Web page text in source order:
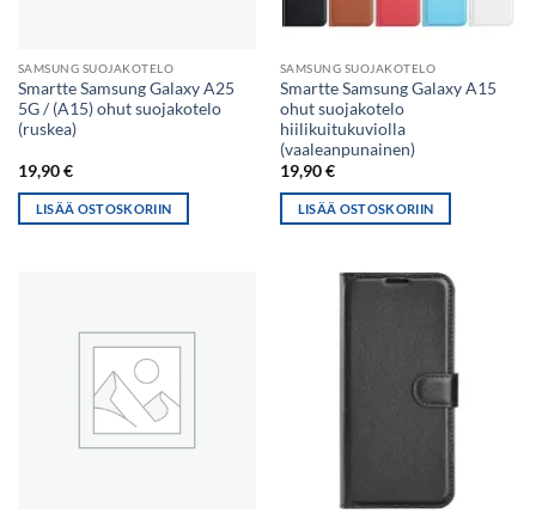
SAMSUNG SUOJAKOTELO
Smartte Samsung Galaxy A25
5G / (A15) ohut suojakotelo
(ruskea)
19,90€
LISÄÄ OSTOSKORIIN
SAMSUNG SUOJAKOTELO
Smartte Samsung Galaxy A15
ohut suojakotelo
hiilikuitukuviolla
(vaaleanpunainen)
19,90€
LISÄÄ OSTOSKORIIN